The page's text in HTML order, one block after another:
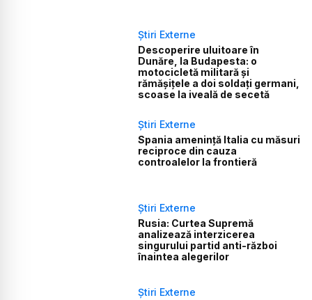
Știri Externe
Descoperire uluitoare în
Dunăre, la Budapesta: o
motocicletă militară și
rămășițele a doi soldați germani,
scoase la iveală de secetă
Știri Externe
Spania amenință Italia cu măsuri
reciproce din cauza
controalelor la frontieră
Știri Externe
Rusia: Curtea Supremă
analizează interzicerea
singurului partid anti-război
înaintea alegerilor
Știri Externe